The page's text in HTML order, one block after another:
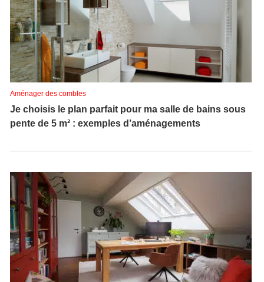
Aménager des combles
Je choisis le plan parfait pour ma salle de bains sous
pente de 5 m² : exemples d’aménagements